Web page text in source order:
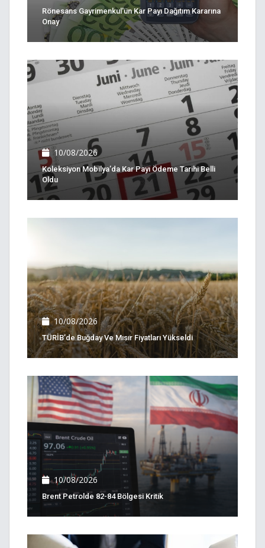
Rönesans Gayrimenkul'ün Kar Payı Dağıtım Kararına
Onay
10/08/2026
Koleksiyon Mobilya’da Kar Payı Ödeme Tarihi Belli
Oldu
10/08/2026
TÜRİB’de Buğday Ve Mısır Fiyatları Yükseldi
10/08/2026
Brent Petrolde 82-84 Bölgesi Kritik